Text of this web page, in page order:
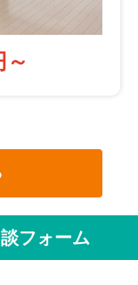
～
フォーム